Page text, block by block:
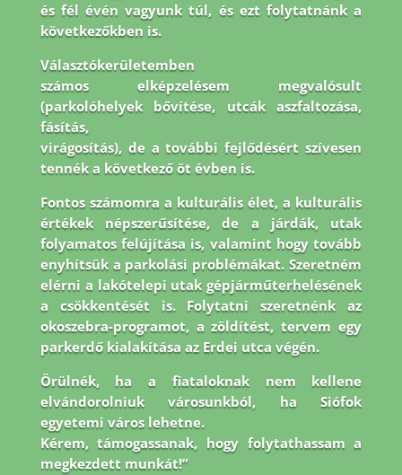
és fél évén vagyunk túl, és ezt folytatnánk a
következőkben is.
Választókerületemben
számos elképzelésem megvalósult
(parkolóhelyek bővítése, utcák aszfaltozása,
fásítás,
virágosítás), de a további fejlődésért szívesen
tennék a következő öt évben is.
Fontos számomra a kulturális élet, a kulturális
értékek népszerűsítése, de a járdák, utak
folyamatosfelújítása is, valamint hogy tovább
enyhítsük a parkolási problémákat. Szeretném
elérni a lakótelepi utak gépjárműterhelésének
a csökkentését is. Folytatni szeretnénk az
okoszebra-programot, a zöldítést, tervem egy
parkerdő kialakítása az Erdei utca végén.
Örülnék, ha a fiataloknak nem kellene
elvándorolniuk városunkból, ha Siófok
egyetemi város lehetne.
Kérem, támogassanak, hogy folytathassam a
megkezdett munkát!”